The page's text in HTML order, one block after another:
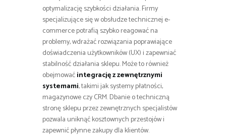
optymalizację szybkości działania. Firmy
specjalizujące się w obsłudze technicznej e-
commerce potrafią szybko reagować na
problemy, wdrażać rozwiązania poprawiające
doświadczenia użytkowników (UX) i zapewniać
stabilność działania sklepu. Może to również
obejmowaćintegrację z zewnętrznymi
systemami, takimi jak systemy płatności,
magazynowe czy CRM. Dbanie o techniczną
stronę sklepu przez zewnętrznych specjalistów
pozwala uniknąć kosztownych przestojów i
zapewnić płynne zakupy dla klientów.